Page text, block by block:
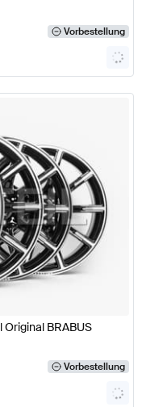
Vorbestellung
Original BRABUS
Vorbestellung